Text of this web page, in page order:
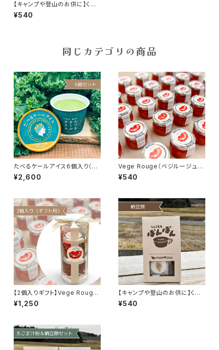
【キャンプや登山のお供に】くり
はら外ごはん しんこもちぽんぽ
ん（えごましるこ）
¥540
同じカテゴリの商品
たべるケールアイス6個入り（ま
るで抹茶アイスな味わい）
¥2,600
Vege Rouge（ベジルージュ）
栗原産パプリカのジャム
¥540
【2個入りギフト】Vege Rouge
（ベジルージュ）栗原産パプリカ
のジャム
¥1,250
【キャンプや登山のお供に】くり
はら外ごはん しんこもちぽんぽ
ん 川口納豆
¥540